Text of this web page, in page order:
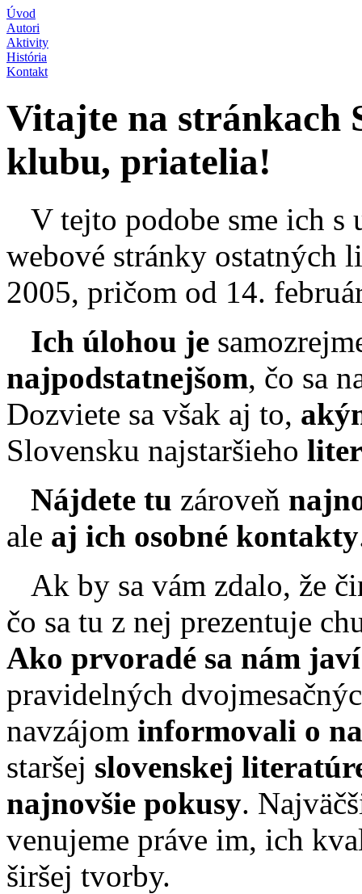
Úvod
Autori
Aktivity
História
Kontakt
Vitajte na stránkach
klubu, priatelia!
V tejto podobe sme ich s
webové stránky ostatných
2005, pričom od 14.
Ich úlohou je
najpodstatnejšom, čo sa
Dozviete sa však aj to,
Slovensku najstaršieho
Nájdete tu zároveň
ale aj ich osobné kontakty
Ak by sa vám zdalo, že
čo sa tu z nej prezentuje
Ako prvoradé sa nám
pravidelných
navzájom informovali o
staršej slovenskej
najnovšie pokusy.
venujeme práve im, ich
širšej tvorby.